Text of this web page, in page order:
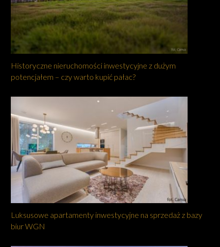
Historyczne nieruchomości inwestycyjne z dużym
potencjałem – czy warto kupić pałac?
Luksusowe apartamenty inwestycyjne na sprzedaż z bazy
biur WGN